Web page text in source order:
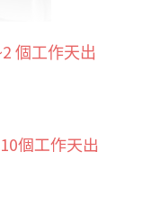
個工作天出
個工作天出